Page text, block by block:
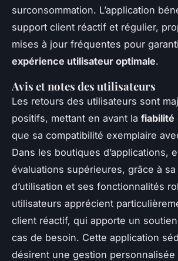
surconsommation. L’application
support client réactif et régulier,
mises à jour fréquentes pour
expérience utilisateur optimale.
Avis et notes des utilisateurs
Les retours des utilisateurs sont
positifs, mettant en avant la fiabilité
que sa compatibilité exemplaire
Dans les boutiques d’applications,
évaluations supérieures, grâce à
d’utilisation et ses fonctionnalités
utilisateurs apprécient
client réactif, qui apporte un
cas de besoin. Cette application
désirent une gestion personnalisée